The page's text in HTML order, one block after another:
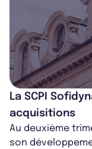
La SCPI
acquisitions
Au deuxième
son